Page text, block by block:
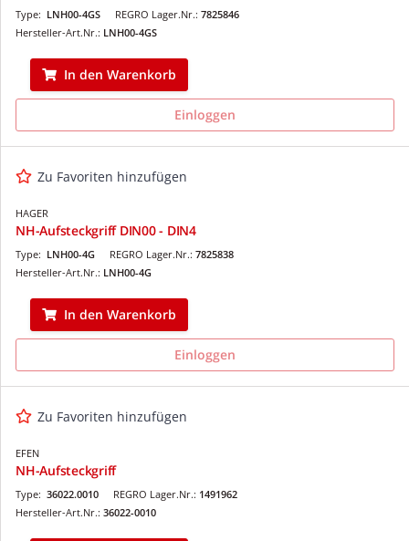
REGRO Lager.Nr.: 7825846
Type: LNH00-4GS
Hersteller-Art.Nr.: LNH00-4GS
In den Warenkorb
Einloggen
Zu Favoriten hinzufügen
HAGER
NH-Aufsteckgriff DIN00 - DIN4
REGRO Lager.Nr.: 7825838
Type: LNH00-4G
Hersteller-Art.Nr.: LNH00-4G
In den Warenkorb
Einloggen
Zu Favoriten hinzufügen
EFEN
NH-Aufsteckgriff
REGRO Lager.Nr.: 1491962
Type: 36022.0010
Hersteller-Art.Nr.: 36022-0010